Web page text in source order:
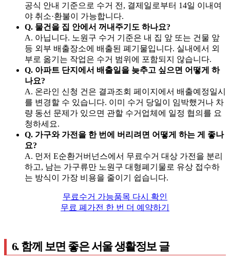
공식 안내 기준으로 수거 전, 결제일로부터 14일 이내여
야 취소·환불이 가능합니다.
Q. 물건을 집 안에서 꺼내주기도 하나요?
A. 아닙니다. 노원구 수거 기준은 내 집 앞 또는 건물 앞
등 외부 배출장소에 배출된 폐기물입니다. 실내에서 외
부로 옮기는 작업은 수거 범위에 포함되지 않습니다.
Q. 아파트 단지에서 배출일을 늦추고 싶으면 어떻게 하
나요?
A. 온라인 신청 건은 결과조회 페이지에서 배출예정일시
를 변경할 수 있습니다. 이미 수거 당일이 임박했거나 차
량 동선 문제가 있으면 관할 수거업체에 일정 협의를 요
청하세요.
Q. 가구와 가전을 한 번에 버리려면 어떻게 하는 게 좋나
요?
A. 먼저 E순환거버넌스에서 무료수거 대상 가전을 분리
하고, 남는 가구류만 노원구 대형폐기물로 유상 접수하
는 방식이 가장 비용을 줄이기 쉽습니다.
무료수거 가능품목 다시 확인
무료 폐가전 한 번 더 예약하기
6. 함께 보면 좋은 서울 생활정보 글